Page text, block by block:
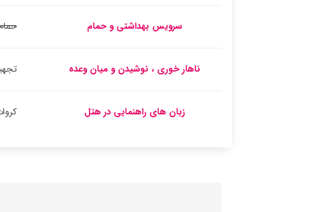
سرویس بهداشتی و حمام
ناهار خوری ، نوشیدن و میان وعده
زبان های راهنمایی در هتل